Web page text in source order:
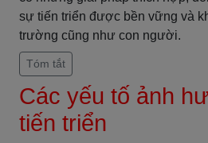
sự tiến triển được bền vững và
trường cũng như con người.
Tóm tắt
Các yếu tố ảnh
tiến triển